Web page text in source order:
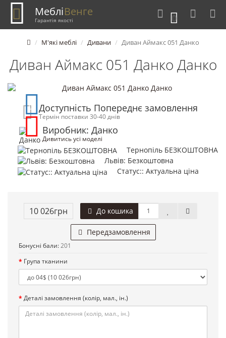
0
МебліВенге
Гарантія якості
М'які меблі Дивани Диван Аймакс 051 Данко
Диван Аймакс 051 Данко Данко
Доступність Попереднє замовлення
Термін поставки 30-40 днів
Виробник: Данко
Дивитись усі моделі
Тернопіль БЕЗКОШТОВНА
Львів: Безкоштовна
Статус:: Актуальна ціна
10 026грн До кошика
Передзамовлення
Бонусні бали: 201
Група тканини
Деталі замовлення (колір, мал., ін.)